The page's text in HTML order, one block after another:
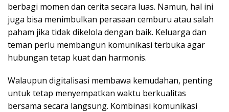
berbagi momen dan cerita secara luas. Namun, hal ini
juga bisa menimbulkan perasaan cemburu atau salah
paham jika tidak dikelola dengan baik. Keluarga dan
teman perlu membangun komunikasi terbuka agar
hubungan tetap kuat dan harmonis.
Walaupun digitalisasi membawa kemudahan, penting
untuk tetap menyempatkan waktu berkualitas
bersama secara langsung. Kombinasi komunikasi